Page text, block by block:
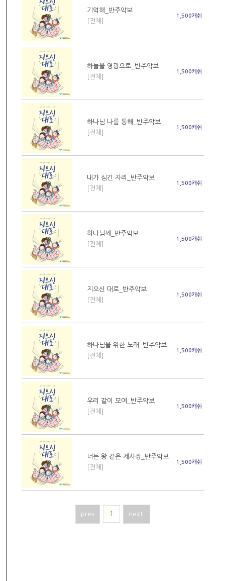
기억해_반주악보
[전체]
1,500캐쉬
하늘을 영광으로_반주악보
[전체]
1,500캐쉬
하나님 나를 통해_반주악보
[전체]
1,500캐쉬
내가 심긴 자리_반주악보
[전체]
1,500캐쉬
하나님께_반주악보
[전체]
1,500캐쉬
지으신 대로_반주악보
[전체]
1,500캐쉬
하나님을 위한 노래_반주악보
[전체]
1,500캐쉬
우리 같이 모여_반주악보
[전체]
1,500캐쉬
너는 왕 같은 제사장_반주악보
[전체]
1,500캐쉬
prev 1 next